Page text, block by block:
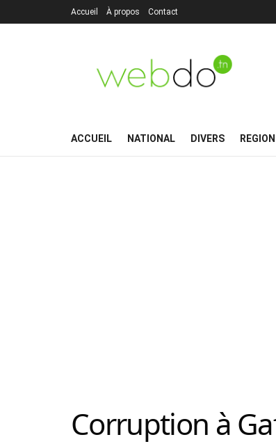
Accueil À propos Contact
ACCUEIL NATIONAL DIVERS
Corruption à